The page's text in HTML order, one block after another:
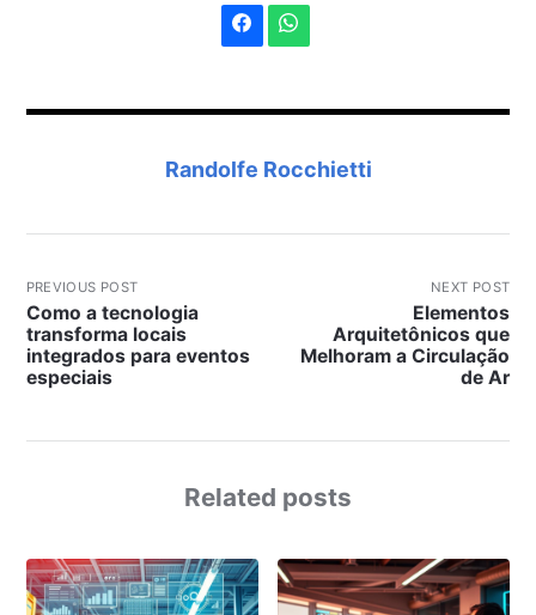
Randolfe Rocchietti
PREVIOUS POST
Como a tecnologia
transforma locais
integrados para eventos
especiais
NEXT POST
Elementos
Arquitetônicos que
Melhoram a Circulação
de Ar
Related posts